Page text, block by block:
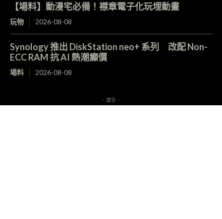
【場料】動漫宅必備！襟章電子化玩埋動畫
玩物 2026-08-08
Synology 推出 DiskStation neo+ 系列 改配 Non-
ECC RAM 抗 AI 熱潮癲價
場料 2026-08-08
- 廣告 -